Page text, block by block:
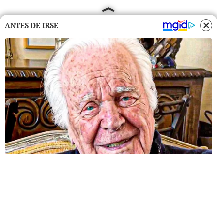
ANTES DE IRSE